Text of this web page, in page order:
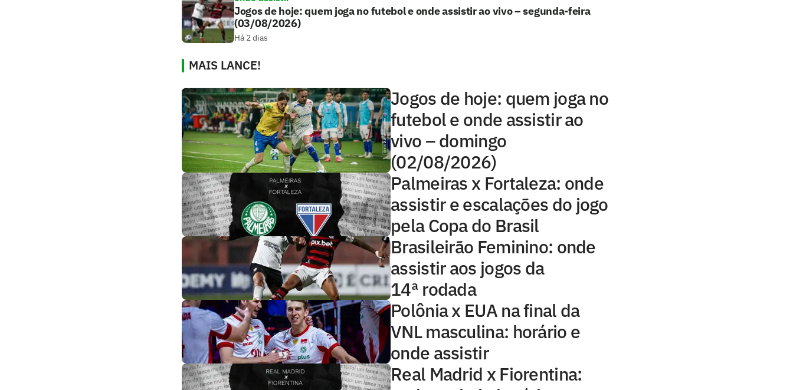
Jogos de hoje: quem joga no futebol e onde assistir ao vivo – segunda-feira
(03/08/2026)
Há 2 dias
MAIS LANCE!
Jogos de hoje: quem joga no
futebol e onde assistir ao
vivo – domingo
(02/08/2026)
Palmeiras x Fortaleza: onde
assistir e escalações do jogo
pela Copa do Brasil
Brasileirão Feminino: onde
assistir aos jogos da
14ª rodada
Polônia x EUA na final da
VNL masculina: horário e
onde assistir
Real Madrid x Fiorentina: